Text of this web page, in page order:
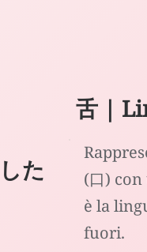
た
舌 |
(口)
è la
fuori.